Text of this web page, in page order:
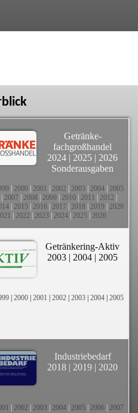
Getränke-
fachgroßhandel
2024 | 2025 | 2026
Sonderausgaben
2000 2001 2002 2003 2004 2005
2007 2008 2009 2010 2011 2012
2015 2016 2017 2018 2019 2020
2022 2023| 2024| 2025| 2026
Getränkering-Aktiv
2003 | 2004 | 2005
| 2000 | 2001 | 2002 | 2003 | 2004 | 2005
Industriebedarf
2018 | 2019 | 2020
2002 2003 2004 2005 2006 2007